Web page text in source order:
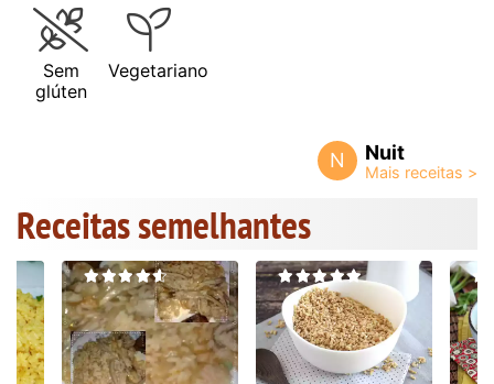
Sem
glúten
Vegetariano
N Nuit
Receitas semelhantes